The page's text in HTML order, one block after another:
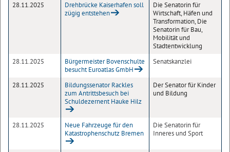
28.11.2025
Drehbrücke Kaiserhafen soll
zügig entstehen
Die Senatorin für
Wirtschaft, Häfen und
Transformation, Die
Senatorin für Bau,
Mobilität und
Stadtentwicklung
28.11.2025
Bürgermeister Bovenschulte
besucht Euroatlas GmbH
Senatskanzlei
28.11.2025
Bildungssenator Rackles
zum Antrittsbesuch bei
Schuldezernent Hauke Hilz
Der Senator für Kinder
und Bildung
28.11.2025
Neue Fahrzeuge für den
Katastrophenschutz Bremen
Die Senatorin für
Inneres und Sport